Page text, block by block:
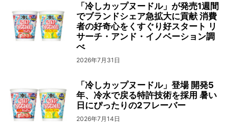
「冷しカップヌードル」が発売1週間
でブランドシェア急拡大に貢献 消費
者の好奇心をくすぐり好スタート リ
サーチ・アンド・イノベーション調
べ
2026年7月31日
「冷しカップヌードル」登場 開発5
年、冷水で戻る特許技術を採用 暑い
日にぴったりの2フレーバー
2026年7月14日